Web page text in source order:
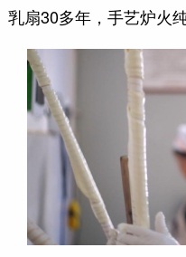
乳扇30多年，手艺炉火纯